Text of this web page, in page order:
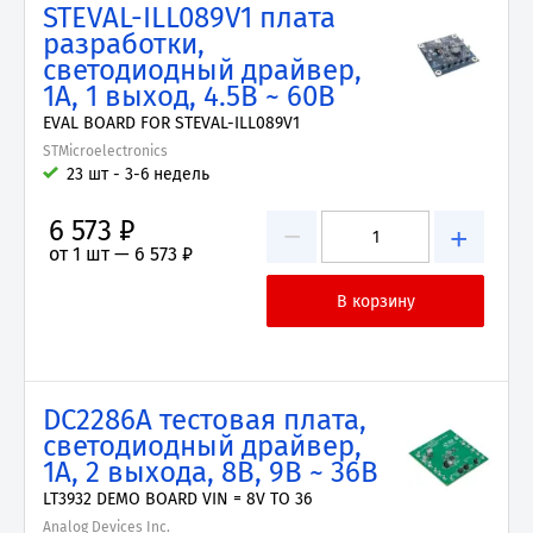
STEVAL-ILL089V1 плата
разработки,
светодиодный драйвер,
1А, 1 выход, 4.5В ~ 60В
EVAL BOARD FOR STEVAL-ILL089V1
STMicroelectronics
23 шт - 3-6 недель
− +
6 573 ₽
от 1 шт — 6 573 ₽
DC2286A тестовая плата,
светодиодный драйвер,
1А, 2 выхода, 8В, 9В ~ 36В
LT3932 DEMO BOARD VIN = 8V TO 36
Analog Devices Inc.